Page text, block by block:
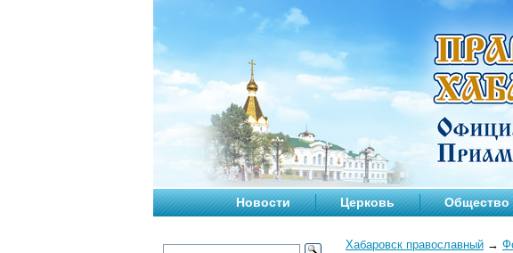
Новости Церковь Общество
Хабаровск православный →